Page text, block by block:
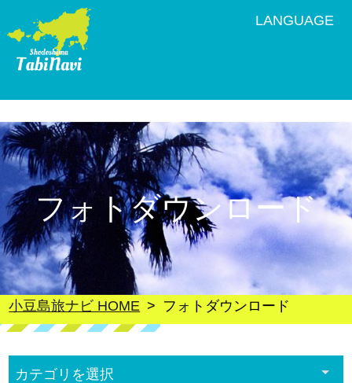
LANGUAGE
フォトダウンロード
小豆島旅ナビ HOME フォトダウンロード
カテゴリを選択